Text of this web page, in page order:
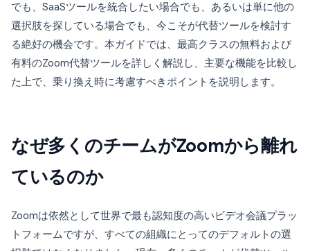
でも、SaaSツールを統合したい場合でも、あるいは単に他の
選択肢を探している場合でも、今こそが代替ツールを検討す
る絶好の機会です。本ガイドでは、最高クラスの無料および
有料のZoom代替ツールを詳しく解説し、主要な機能を比較し
た上で、乗り換え時に考慮すべきポイントを説明します。
なぜ多くのチームがZoomから離れ
ているのか
Zoomは依然として世界で最も認知度の高いビデオ会議プラッ
トフォームですが、すべての組織にとってのデフォルトの選